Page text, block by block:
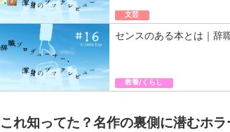
文芸
センスのある本とは｜辞
教養/くらし
これ知ってた？名作の裏側に潜むホ